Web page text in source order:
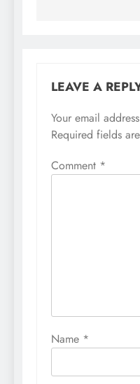
LEAVE A
Your email
Required fields
Comment *
Name *